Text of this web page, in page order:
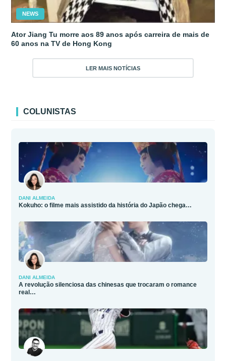
NEWS
Ator Jiang Tu morre aos 89 anos após carreira de mais de
60 anos na TV de Hong Kong
LER MAIS NOTÍCIAS
COLUNISTAS
DANI ALMEIDA
Kokuho: o filme mais assistido da história do Japão chega…
DANI ALMEIDA
A revolução silenciosa das chinesas que trocaram o romance
real…